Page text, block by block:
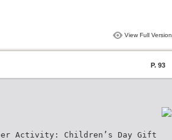
View Full Version
P. 93
Activity: Children’s Day Gift